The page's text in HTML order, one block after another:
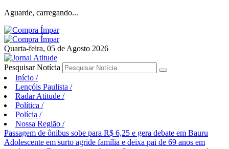
Aguarde, carregando...
Quarta-feira, 05 de Agosto 2026
Pesquisar Notícia
Início /
Lençóis Paulista /
Radar Atitude /
Política /
Polícia /
Nossa Região /
Passagem de ônibus sobe para R$ 6,25 e gera debate em Bauru
Adolescente em surto agride família e deixa pai de 69 anos em